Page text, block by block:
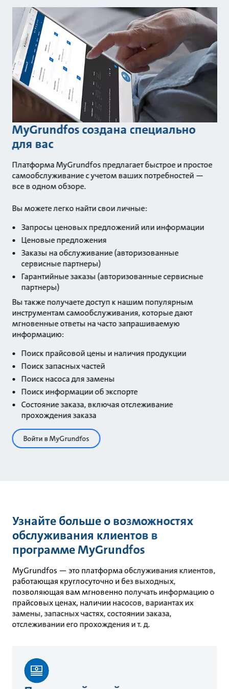
MyGrundfos создана специально
для вас
Платформа MyGrundfos предлагает быстрое и простое
самообслуживание с учетом ваших потребностей —
все в одном обзоре.
Вы можете легко найти свои личные:
Запросы ценовых предложений или информации
Ценовые предложения
Заказы на обслуживание (авторизованные
сервисные партнеры)
Гарантийные заказы (авторизованные сервисные
партнеры)
Вы также получаете доступ к нашим популярным
инструментам самообслуживания, которые дают
мгновенные ответы на часто запрашиваемую
информацию:
Поиск прайсовой цены и наличия продукции
Поиск запасных частей
Поиск насоса для замены
Поиск информации об экспорте
Состояние заказа, включая отслеживание
прохождения заказа
Войти в MyGrundfos
Узнайте больше о возможностях
обслуживания клиентов в
программе MyGrundfos
MyGrundfos — это платформа обслуживания клиентов,
работающая круглосуточно и без выходных,
позволяющая вам мгновенно получать информацию о
прайсовых ценах, наличии насосов, вариантах их
замены, запасных частях, состоянии заказа,
отслеживании его прохождения и т. д.